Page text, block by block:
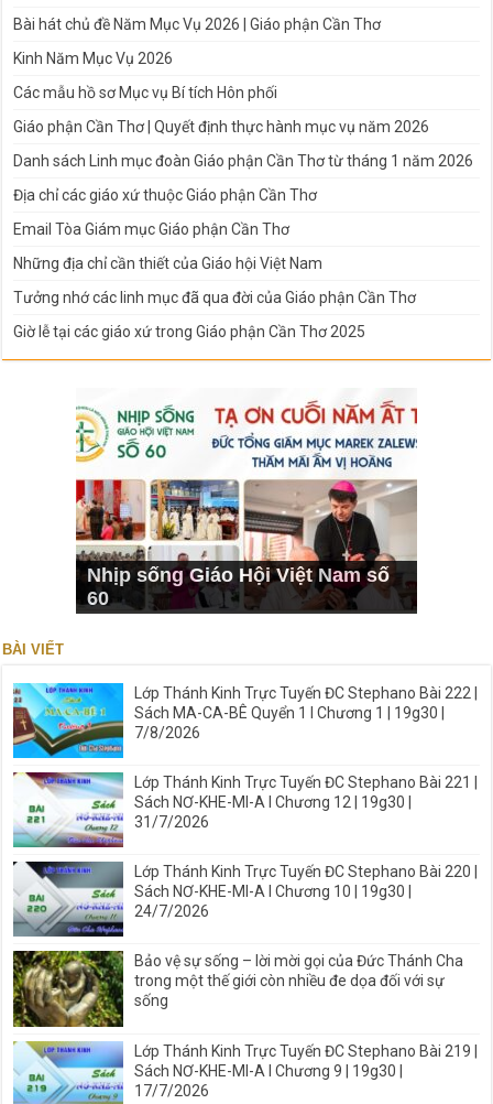
Bài hát chủ đề Năm Mục Vụ 2026 | Giáo phận Cần Thơ
Kinh Năm Mục Vụ 2026
Các mẫu hồ sơ Mục vụ Bí tích Hôn phối
Giáo phận Cần Thơ | Quyết định thực hành mục vụ năm 2026
Danh sách Linh mục đoàn Giáo phận Cần Thơ từ tháng 1 năm 2026
Địa chỉ các giáo xứ thuộc Giáo phận Cần Thơ
Email Tòa Giám mục Giáo phận Cần Thơ
Những địa chỉ cần thiết của Giáo hội Việt Nam
Tưởng nhớ các linh mục đã qua đời của Giáo phận Cần Thơ
Giờ lễ tại các giáo xứ trong Giáo phận Cần Thơ 2025
Nhịp sống Giáo Hội Việt Nam số
60
BÀI VIẾT
Lớp Thánh Kinh Trực Tuyến ĐC Stephano Bài 222 |
Sách MA-CA-BÊ Quyển 1 I Chương 1 | 19g30 |
7/8/2026
Lớp Thánh Kinh Trực Tuyến ĐC Stephano Bài 221 |
Sách NƠ-KHE-MI-A I Chương 12 | 19g30 |
31/7/2026
Lớp Thánh Kinh Trực Tuyến ĐC Stephano Bài 220 |
Sách NƠ-KHE-MI-A I Chương 10 | 19g30 |
24/7/2026
Bảo vệ sự sống – lời mời gọi của Đức Thánh Cha
trong một thế giới còn nhiều đe dọa đối với sự
sống
Lớp Thánh Kinh Trực Tuyến ĐC Stephano Bài 219 |
Sách NƠ-KHE-MI-A I Chương 9 | 19g30 |
17/7/2026